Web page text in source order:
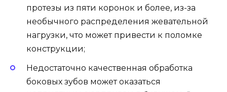
протезы из пяти коронок и более, из-за
необычного распределения жевательной
нагрузки, что может привести к поломке
конструкции;
Недостаточно качественная обработка
боковых зубов может оказаться